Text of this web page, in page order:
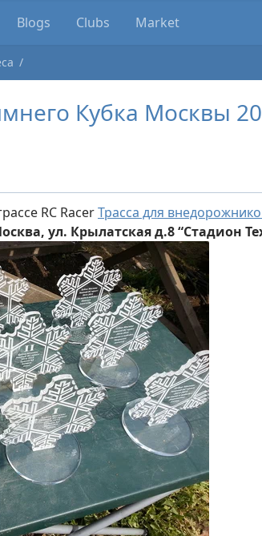
Blogs Clubs Market
Кубка Москвы
RC RacerТрасса для
ул. Крылатская д.8 “Стадион